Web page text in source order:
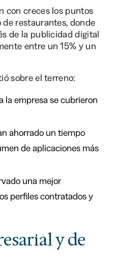
con creces los puntos
restaurantes, donde
de la publicidad digital
entre un 15% y un
sobre el terreno:
la empresa se cubrieron
ahorrado un tiempo
de aplicaciones más
una mejor
perfiles contratados y
y de